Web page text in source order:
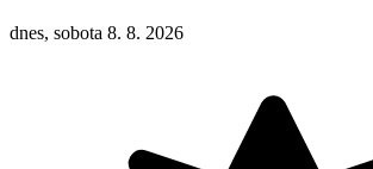
dnes, sobota 8. 8. 2026